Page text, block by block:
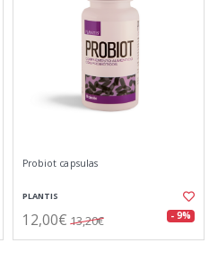
Probiot capsulas
PLANTIS
12,00€ 13,20€ - 9%